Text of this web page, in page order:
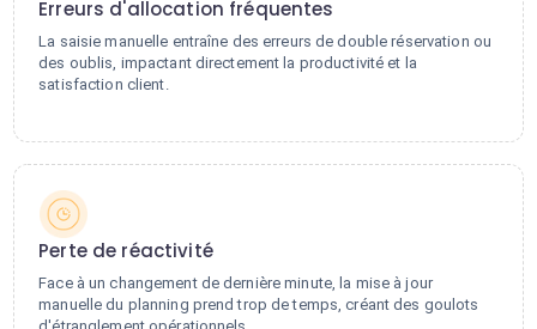
Erreurs d'allocation fréquentes
La saisie manuelle entraîne des erreurs de double réservation ou
des oublis, impactant directement la productivité et la
satisfaction client.
Perte de réactivité
Face à un changement de dernière minute, la mise à jour
manuelle du planning prend trop de temps, créant des goulots